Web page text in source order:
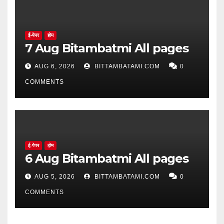
ई-पेपर होम
7 Aug Bitambatmi All pages
AUG 6, 2026 BITTAMBATAMI.COM 0
COMMENTS
ई-पेपर होम
6 Aug Bitambatmi All pages
AUG 5, 2026 BITTAMBATAMI.COM 0
COMMENTS